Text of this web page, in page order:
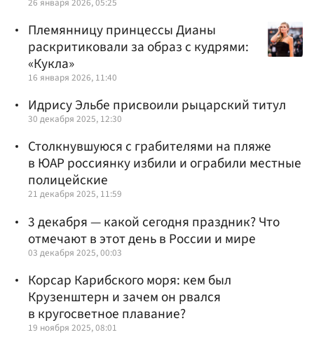
Племянницу принцессы Дианы
раскритиковали за образ с кудрями:
«Кукла»
16 января 2026, 11:40
Идрису Эльбе присвоили рыцарский титул
30 декабря 2025, 12:30
Столкнувшуюся с грабителями на пляже
в ЮАР россиянку избили и ограбили местные
полицейские
21 декабря 2025, 11:59
3 декабря — какой сегодня праздник? Что
отмечают в этот день в России и мире
03 декабря 2025, 00:03
Корсар Карибского моря: кем был
Крузенштерн и зачем он рвался
в кругосветное плавание?
19 ноября 2025, 08:01